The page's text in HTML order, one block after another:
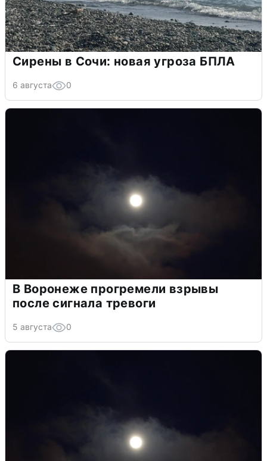
Сирены в Сочи: новая угроза БПЛА
6 августа 0
В Воронеже прогремели взрывы
после сигнала тревоги
5 августа 0